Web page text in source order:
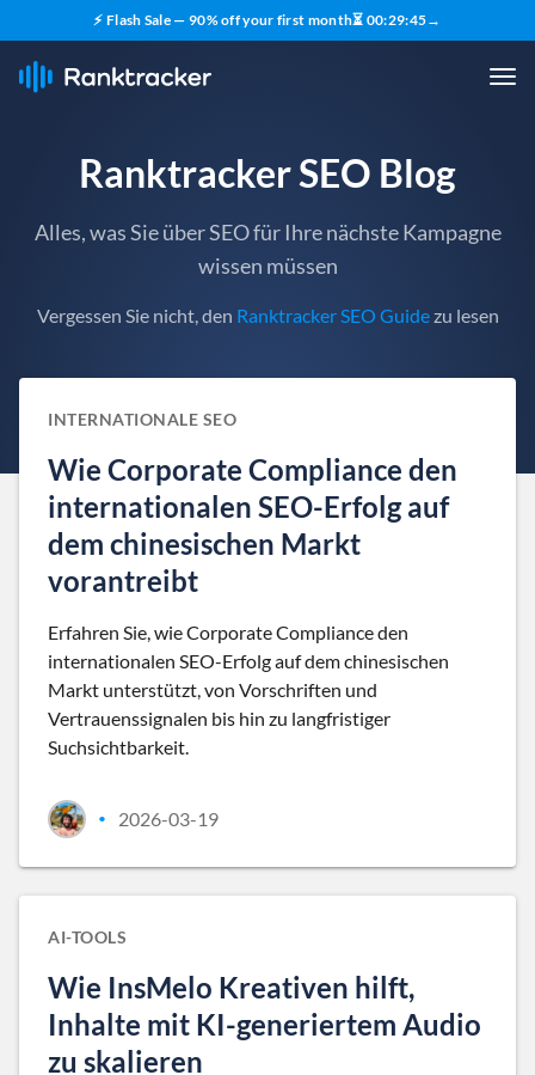
⚡ Flash Sale — 90% off your first month⏳ 00:29:44→
Ranktracker SEO Blog
Alles, was Sie über SEO für Ihre nächste Kampagne
wissen müssen
Vergessen Sie nicht, den Ranktracker SEO Guidezu lesen
INTERNATIONALE SEO
Wie Corporate Compliance den
internationalen SEO-Erfolg auf
dem chinesischen Markt
vorantreibt
Erfahren Sie, wie Corporate Compliance den
internationalen SEO-Erfolg auf dem chinesischen
Markt unterstützt, von Vorschriften und
Vertrauenssignalen bis hin zu langfristiger
Suchsichtbarkeit.
• 2026-03-19
AI-TOOLS
Wie InsMelo Kreativen hilft,
Inhalte mit KI-generiertem Audio
zu skalieren